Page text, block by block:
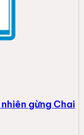
gừng Chai